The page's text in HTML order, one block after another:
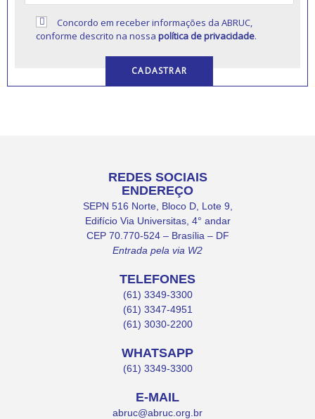
Concordo em receber informações da ABRUC,
conforme descrito na nossapolítica de privacidade.
REDES SOCIAIS
ENDEREÇO
SEPN 516 Norte, Bloco D, Lote 9,
Edifício Via Universitas, 4° andar
CEP 70.770-524 – Brasília – DF
Entrada pela via W2
TELEFONES
(61) 3349-3300
(61) 3347-4951
(61) 3030-2200
WHATSAPP
(61) 3349-3300
E-MAIL
abruc@abruc.org.br